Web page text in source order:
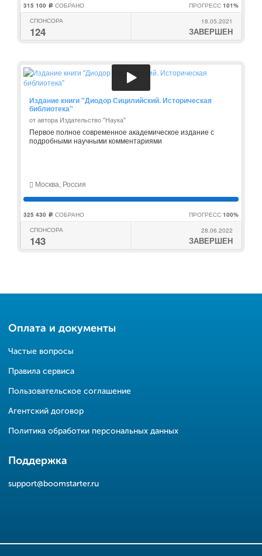
315 100 c СОБРАНО ПРОГРЕСС 101%
СПОНСОРА
124
18.05.2021
ЗАВЕРШЕН
Издание книги "Диодор Сицилийский. Историческая
библиотека"
от автора Издательство "Наука"
Первое полное современное академическое издание с
подробными научными комментариями
Москва, Россия
325 430 c СОБРАНО ПРОГРЕСС 100%
СПОНСОРА
143
28.06.2022
ЗАВЕРШЕН
Оплата и документы
Частые вопросы
Правила сервиса
Пользовательское соглашение
Агентский договор
Политика обработки персональных данных
Поддержка
support@boomstarter.ru